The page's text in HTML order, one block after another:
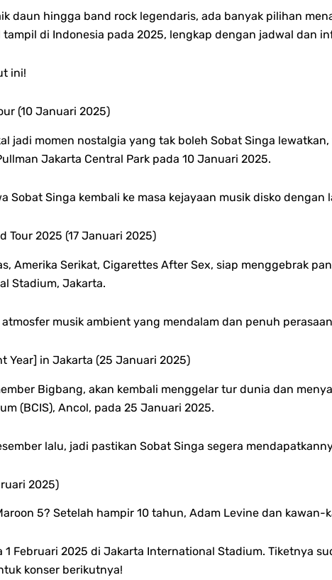
daun hingga band rock legendaris, ada banyak pilihan
di Indonesia pada 2025, lengkap dengan jadwal dan
ini!
(10 Januari 2025)
jadi momen nostalgia yang tak boleh Sobat Singa
Jakarta Central Park pada 10 Januari 2025.
Sobat Singa kembali ke masa kejayaan musik disko dengan
Tour 2025 (17 Januari 2025)
Amerika Serikat, Cigarettes After Sex, siap menggebrak
Stadium, Jakarta.
musik ambient yang mendalam dan penuh
Year] in Jakarta (25 Januari 2025)
Bigbang, akan kembali menggelar tur dunia dan
(BCIS), Ancol, pada 25 Januari 2025.
lalu, jadi pastikan Sobat Singa segera
2025)
5? Setelah hampir 10 tahun, Adam Levine dan
1 Februari 2025 di Jakarta International Stadium. Tiketnya
konser berikutnya!